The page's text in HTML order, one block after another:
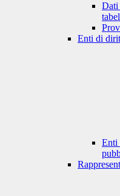
Dati
Enti di
Enti